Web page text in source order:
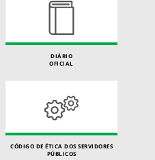
DIÁRIO
OFICIAL
CÓDIGO DE ÉTICA DOS SERVIDORES
PÚBLICOS